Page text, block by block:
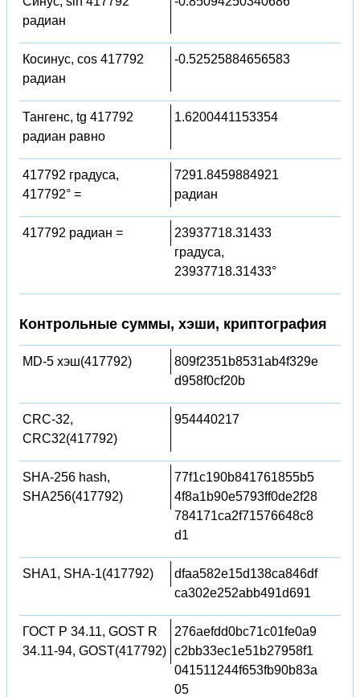
радиан
Косинус, cos 417792
радиан
-0.52525884656583
Тангенс, tg 417792
радиан равно
1.6200441153354
417792 градуса,
417792° =
7291.8459884921
радиан
417792 радиан =
23937718.31433
градуса,
23937718.31433°
Контрольные суммы, хэши, криптография
MD-5 хэш(417792)
809f2351b8531ab4f329e
d958f0cf20b
CRC-32,
CRC32(417792)
954440217
SHA-256 hash,
SHA256(417792)
77f1c190b841761855b5
4f8a1b90e5793ff0de2f28
784171ca2f71576648c8
d1
SHA1, SHA-1(417792)
dfaa582e15d138ca846df
ca302e252abb491d691
ГОСТ Р 34.11, GOST R
34.11-94, GOST(417792)
276aefdd0bc71c01fe0a9
c2bb33ec1e51b27958f1
041511244f653fb90b83a
05